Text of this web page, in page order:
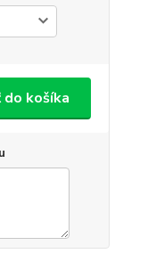
do košíka